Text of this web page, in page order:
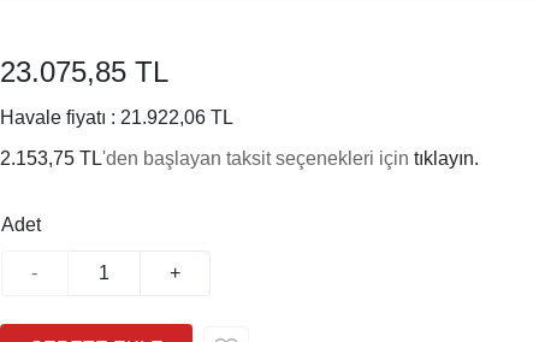
23.075,85 TL
Havale fiyatı : 21.922,06 TL
2.153,75 TL'den başlayan taksit seçenekleri için tıklayın.
Adet
- +